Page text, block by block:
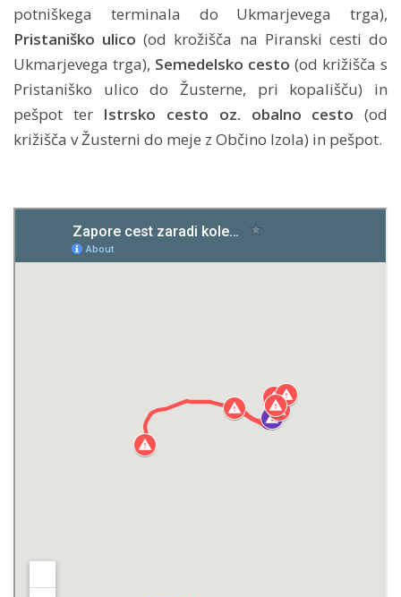
potniškega terminala do Ukmarjevega trga),
Pristaniško ulico (od krožišča na Piranski cesti do
Ukmarjevega trga), Semedelsko cesto (od križišča s
Pristaniško ulico do Žusterne, pri kopališču) in
pešpot ter Istrsko cesto oz. obalno cesto (od
križišča v Žusterni do meje z Občino Izola) in pešpot.